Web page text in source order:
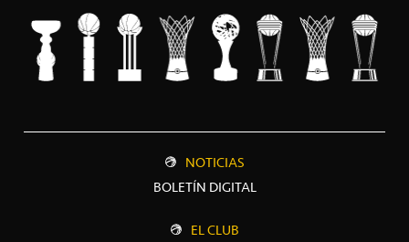
NOTICIAS
BOLETÍN DIGITAL
EL CLUB